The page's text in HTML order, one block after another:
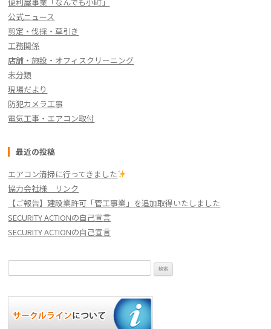
便利屋事業「なんでも小町」
公式ニュース
剪定・伐採・草引き
工務関係
店舗・施設・オフィスクリーニング
未分類
現場だより
防犯カメラ工事
電気工事・エアコン取付
最近の投稿
エアコン清掃に行ってきました
協力会社様 リンク
【ご報告】建設業許可「管工事業」を追加取得いたしました
SECURITY ACTIONの自己宣言
SECURITY ACTIONの自己宣言
索: